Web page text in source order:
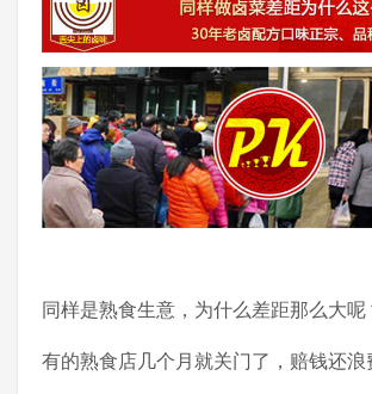
同样是熟食生意，为什么差距那么大呢
有的熟食店几个月就关门了，赔钱还浪